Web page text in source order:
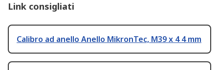
Link consigliati
Calibro ad anello Anello MikronTec, M39 x 4 4 mm